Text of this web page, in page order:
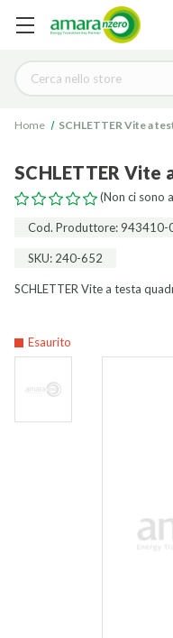
Cerca
Home SCHLETTER Vite a
SCHLETTER
(Non ci sono
Cod. Produttore: 943410-
SKU: 240-652
SCHLETTER Vite a testa
Esaurito